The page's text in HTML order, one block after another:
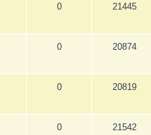
0 21445
0 20874
0 20819
0 21542